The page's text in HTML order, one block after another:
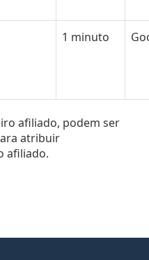
1 minuto
afiliado, podem ser
atribuir
afiliado.